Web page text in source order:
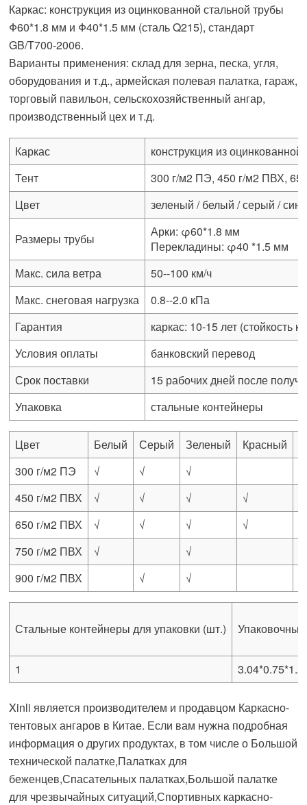
Каркас: конструкция из оцинкованной стальной трубы
Φ60*1.8 мм и Φ40*1.5 мм (сталь Q215), стандарт
GB/T700-2006.
Варианты применения: склад для зерна, песка, угля,
оборудования и т.д., армейская полевая палатка, гараж,
торговый павильон, сельскохозяйственный ангар,
производственный цех и т.д.
Каркас
конструкция из
Тент
300 г/м2 ПЭ, 450 г/м2 ПВХ,
Цвет
зеленый / белый / серый /
Размеры трубы
Арки: φ60*1.8 мм
Перекладины: φ40 *1.5 мм
Макс. сила ветра
50--100 км/ч
Макс. снеговая нагрузка
0.8--2.0 кПа
Гарантия
каркас: 10-15 лет (стойкость
Условия оплаты
банковский перевод
Срок поставки
15 рабочих дней после
Упаковка
стальные контейнеры
Цвет Белый Серый Зеленый Красный
300 г/м2 ПЭ
√ √ √
450 г/м2 ПВХ
√ √ √
√
650 г/м2 ПВХ
√ √ √ √
750 г/м2 ПВХ
√
√
900 г/м2 ПВХ
√ √
Стальные контейнеры для упаковки (шт.)
1
Xinli является производителем и продавцом Каркасно-
тентовых ангаров в Китае. Если вам нужна подробная
информация о других продуктах, в том числе о Большой
технической палатке,Палатках для
беженцев,Спасательных палатках,Большой палатке
для чрезвычайных ситуаций,Спортивных каркасно-